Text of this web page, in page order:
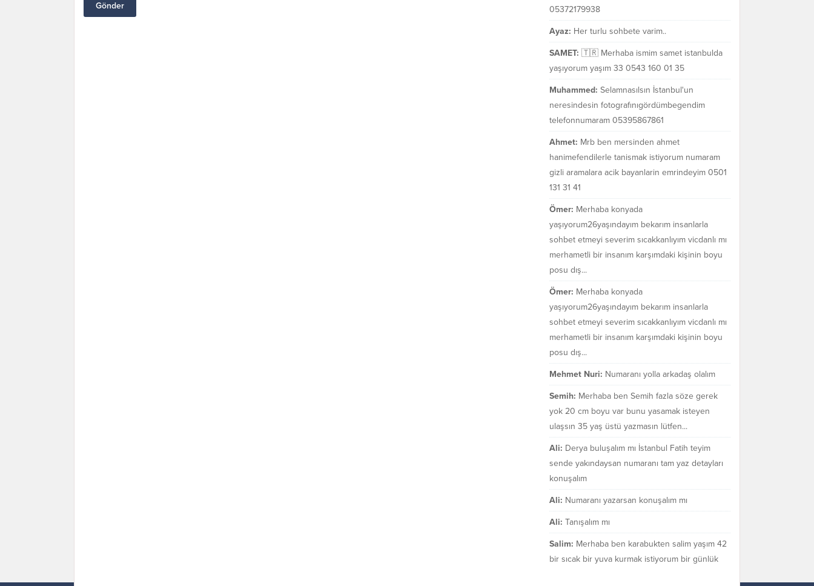
05372179938
Ayaz: Her turlu sohbete varim..
SAMET: 🇹🇷 Merhaba ismim samet istanbulda
yaşıyorum yaşım 33 0543 160 01 35
Muhammed: Selamnasılsın İstanbul'un
neresindesin fotografınıgördümbegendim
telefonnumaram 05395867861
Ahmet: Mrb ben mersinden ahmet
hanimefendilerle tanismak istiyorum numaram
gizli aramalara acik bayanlarin emrindeyim 0501
131 31 41
Ömer: Merhaba konyada
yaşıyorum26yaşındayım bekarım insanlarla
sohbet etmeyi severim sıcakkanlıyım vicdanlı mı
merhametli bir insanım karşımdaki kişinin boyu
posu dış...
Ömer: Merhaba konyada
yaşıyorum26yaşındayım bekarım insanlarla
sohbet etmeyi severim sıcakkanlıyım vicdanlı mı
merhametli bir insanım karşımdaki kişinin boyu
posu dış...
Mehmet Nuri: Numaranı yolla arkadaş olalım
Semih: Merhaba ben Semih fazla söze gerek
yok 20 cm boyu var bunu yasamak isteyen
ulaşsın 35 yaş üstü yazmasın lütfen...
Ali: Derya buluşalım mı İstanbul Fatih teyim
sende yakındaysan numaranı tam yaz detayları
konuşalım
Ali: Numaranı yazarsan konuşalım mı
Ali: Tanışalım mı
Salim: Merhaba ben karabukten salim yaşım 42
bir sıcak bir yuva kurmak istiyorum bir günlük